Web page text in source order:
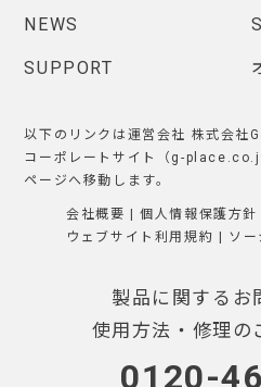
NEWS
SUPPORT
以下のリンクは運営会社 株式会社
コーポレートサイト（g-
ページへ移動します。
会社概要 |個人情報保護方針
ウェブサイト利用規約 | ソ
製品に関するお
使用方法・修理の
0120-